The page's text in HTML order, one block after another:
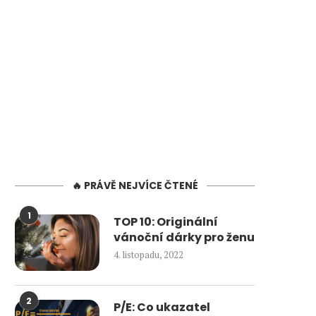
🔥 PRÁVĚ NEJVÍCE ČTENÉ
1
TOP 10: Originální
vánoční dárky pro ženu
4. listopadu, 2022
2
P/E: Co ukazatel